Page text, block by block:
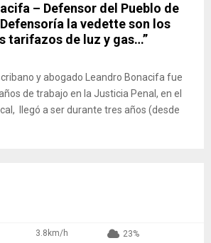
– Defensor del Pueblo de
la vedette son los
tarifazos de luz y gas…”
y abogado Leandro Bonacifa fue
de trabajo en la Justicia Penal, en el
llegó a ser durante tres años (desde
3.8km/h 23%